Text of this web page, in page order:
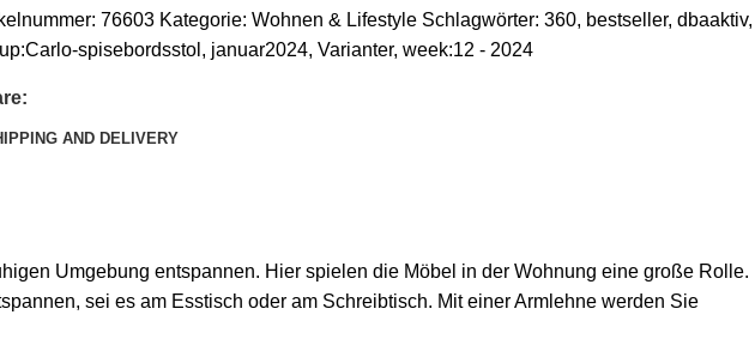
76603 Kategorie: Wohnen & Lifestyle Schlagwörter: 360, bestseller, dbaaktiv,
spisebordsstol , januar2024, Varianter, week:12 - 2024
AND DELIVERY
Umgebung entspannen. Hier spielen die Möbel in der Wohnung eine große Rolle.
sei es am Esstisch oder am Schreibtisch. Mit einer Armlehne werden Sie